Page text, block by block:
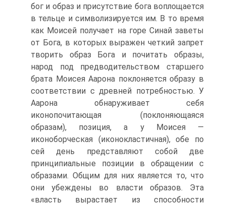
бог и об­раз и присутствие бога воплощается
в тельце и символизируется им. В то время
как Моисей получает на горе Синай заветы
от Бога, в которых выражен четкий запрет
творить образ Бога и почитать об­разы,
народ под предводительством старшего
брата Моисея Аарона поклоняется образу в
соответствии с древней потребностью. У
Ааро­на обнаруживает себя
иконопочитающая (поклоняющаяся
образам), позиция, а у Моисея —
иконоборческая (иконокластичная), обе по
сей день представляют собой две
принципиальные позиции в обращении с
образами. Общим для них является то, что
они убеждены во вла­сти образов. Эта
«власть вырастает из способности